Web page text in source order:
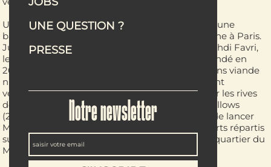
UNE QUESTION ?
PRESSE
Notre newsletter
Un trio déterminé est sur le point de remporter une
bataille décisive pour la restauration végétarienne à Paris.
Julia Chican Vernin, Marine Ricklin et le chef Mehdi Favri,
les trois associés à l’origine du Maslow Group, fondé en
2022, ont bâti un petit empire de restaurants sans viande
ni poisson. Après Maslow, le plus grand restaurant
végétarien de France, qui a ouvert ses portes sur les rives
de la Seine en 2023, et le restaurant de pâtes Fellows
(2024), près de la Gare de l’Est, le groupe vient de lancer
Maslow Temple, un établissement de 140 couverts répartis
sur trois étages avec une terrasse, situé dans le quartier du
Marais.